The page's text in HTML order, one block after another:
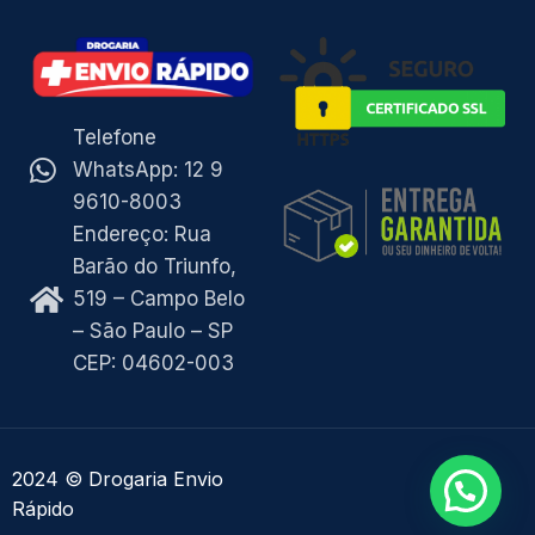
Telefone
WhatsApp: 12 9
9610-8003
Endereço: Rua
Barão do Triunfo,
519 – Campo Belo
– São Paulo – SP
CEP: 04602-003
2024 © Drogaria Envio
Rápido